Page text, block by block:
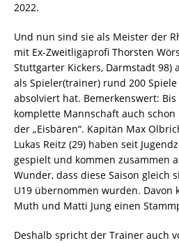
2022.
Und nun sind sie als Meister der
mit Ex-Zweitligaprofi Thorsten
Stuttgarter Kickers, Darmstadt 98)
als Spieler(trainer) rund 200
absolviert hat. Bemerkenswert:
komplette Mannschaft auch
der „Eisbären“. Kapitän Max
Lukas Reitz (29) haben seit
gespielt und kommen zusammen
Wunder, dass diese Saison gleich
U19 übernommen wurden. Davon
Muth und Matti Jung einen
Deshalb spricht der Trainer auch